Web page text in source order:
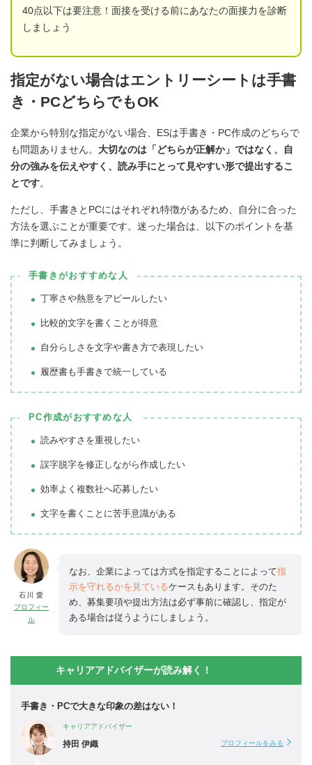
40点以下は要注意！面接を受ける前にあなたの面接力を診断
しましょう
指定がない場合はエントリーシートは手書
き・PCどちらでもOK
企業から特別な指定がない場合、ESは手書き・PC作成のどちらで
も問題ありません。 大切なのは「どちらが正解か」ではなく、自
分の強みを伝えやすく、読み手にとって見やすい形で提出するこ
とです。
ただし、手書きとPCにはそれぞれ特徴があるため、自分に合った
方法を選ぶことが重要です。迷った場合は、以下のポイントを基
準に判断してみましょう。
手書きがおすすめな人
丁寧さや熱意をアピールしたい
比較的文字を書くことが得意
自分らしさを文字や書き方で表現したい
履歴書も手書きで統一している
PC作成がおすすめな人
読みやすさを重視したい
誤字脱字を修正しながら作成したい
効率よく複数社へ応募したい
文字を書くことに苦手意識がある
石川 愛
プロフィー
ル
なお、企業によっては方式を指定することによって指
示を守れるかを見ているケースもあります。そのた
め、募集要項や提出方法は必ず事前に確認し、指定が
ある場合は従うようにしましょう。
キャリアアドバイザーが読み解く！
手書き・PCで大きな印象の差はない！
キャリアアドバイザー
持田 伊織 プロフィールをみる